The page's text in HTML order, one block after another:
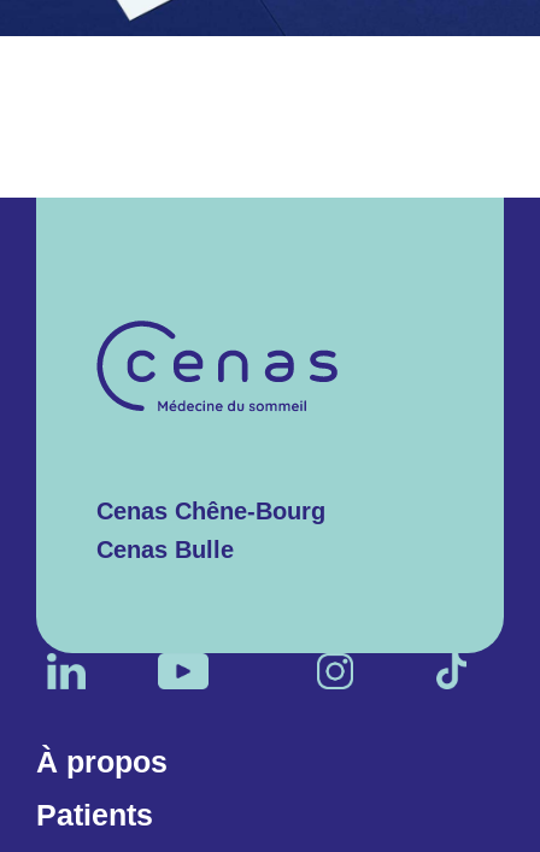
À propos
Patients
Cenas Chêne-Bourg
Cenas Bulle